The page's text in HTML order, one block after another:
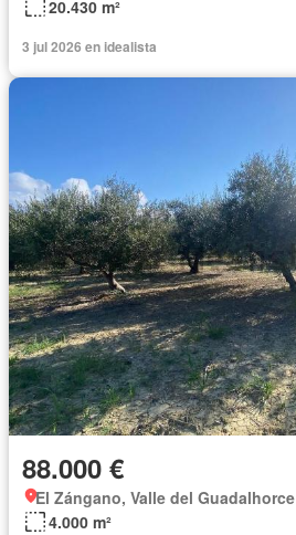
20.430 m²
3 jul 2026 en idealista
88.000 €
El Zángano, Valle del Guadalhorce
4.000 m²